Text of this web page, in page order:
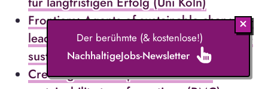
Frontiers: Agents of sustainable change –
leadership and responsibility in corporate
sustainability (2024)
Creating leadership collectives for
Der berühmte (& kostenlose!)
NachhaltigeJobs-Newsletter